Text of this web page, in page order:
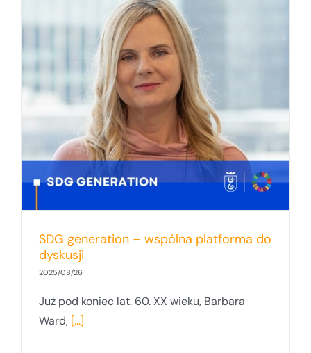
SDG generation – wspólna platforma do
dyskusji
2025/08/26
Już pod koniec lat. 60. XX wieku, Barbara
Ward, [...]